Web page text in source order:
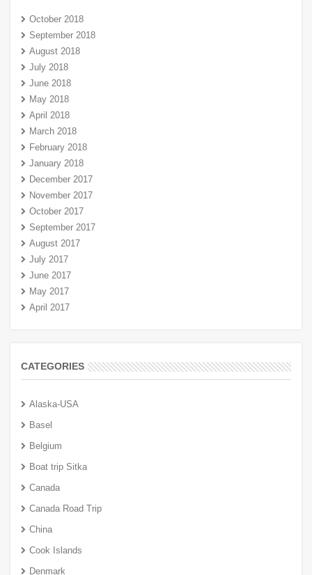
October 2018
September 2018
August 2018
July 2018
June 2018
May 2018
April 2018
March 2018
February 2018
January 2018
December 2017
November 2017
October 2017
September 2017
August 2017
July 2017
June 2017
May 2017
April 2017
CATEGORIES
Alaska-USA
Basel
Belgium
Boat trip Sitka
Canada
Canada Road Trip
China
Cook Islands
Denmark